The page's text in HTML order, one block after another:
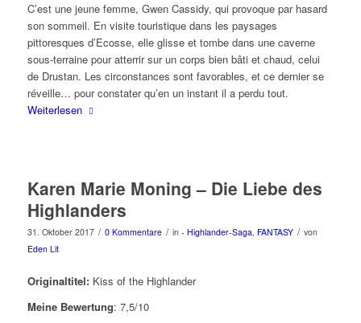
C’est une jeune femme, Gwen Cassidy, qui provoque par hasard
son sommeil. En visite touristique dans les paysages
pittoresques d’Ecosse, elle glisse et tombe dans une caverne
sous-terraine pour atterrir sur un corps bien bâti et chaud, celui
de Drustan. Les circonstances sont favorables, et ce dernier se
réveille… pour constater qu’en un instant il a perdu tout.
Weiterlesen
Karen Marie Moning – Die Liebe des
Highlanders
31. Oktober 2017 / 0 Kommentare / in - Highlander-Saga FANTASY / von
Eden Lit
Originaltitel:Kiss of the Highlander
Meine Bewertung: 7,5/10